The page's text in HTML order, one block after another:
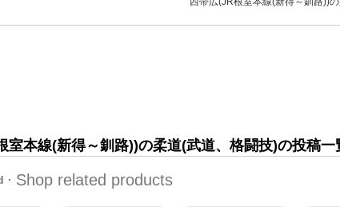
室本線(新得～釧路))の柔道(武道、格闘技)の投稿一